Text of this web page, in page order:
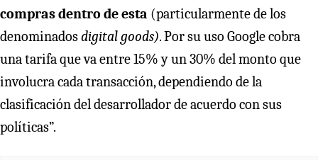
compras dentro de esta (particularmente de los
denominadosdigital goods). Por su uso Google cobra
una tarifa que va entre 15% y un 30% del monto que
involucra cada transacción, dependiendo de la
clasificación del desarrollador de acuerdo con sus
políticas”.